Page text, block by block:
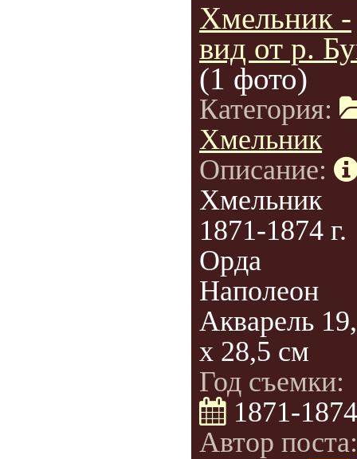
Хмельник -
вид от р.
(1 фото)
Категория:
Хмельник
Описание:
Хмельник
1871-1874 г.
Орда
Наполеон
Акварель
х 28,5 cм
Год съемки:
1871-1874
Автор поста: